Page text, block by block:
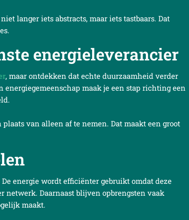
langer iets abstracts, maar iets tastbaars. Dat
energieleverancier
, maar ontdekken dat echte duurzaamheid verder
energiegemeenschap maak je een stap richting een
van alleen af te nemen. Dat maakt een groot
energie wordt efficiënter gebruikt omdat deze
Daarnaast blijven opbrengsten vaak
maakt.